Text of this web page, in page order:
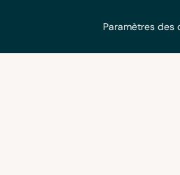
Paramètres des